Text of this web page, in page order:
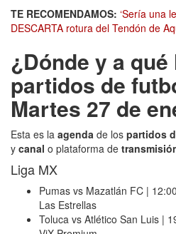
TE RECOMENDAMOS: ‘Sería una
DESCARTA rotura del Tendón de
¿Dónde y a
partidos de
Martes 27 de
Esta es la agenda de los partidos
y canal o plataforma de
Liga MX
Pumas vs Mazatlán FC |
Las Estrellas
Toluca vs Atlético San Luis |